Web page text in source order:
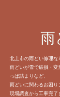
雨
北上市の雨どい修理な
雨どいが雪で破損・変
っぱ詰まりなど、
雨どいに関わるお困り
現場調査から工事完了